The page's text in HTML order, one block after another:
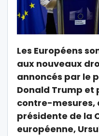
Les Européens
aux nouveaux
annoncés par le
Donald Trump et
contre-mesures,
présidente de la
européenne,